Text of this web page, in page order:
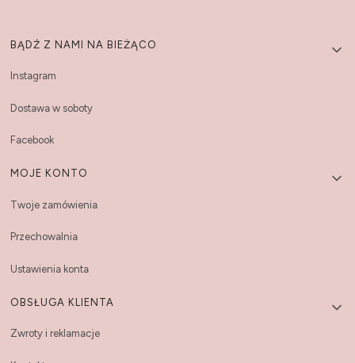
Linki w stopce
BĄDŹ Z NAMI NA BIEŻĄCO
Instagram
Dostawa w soboty
Facebook
MOJE KONTO
Twoje zamówienia
Przechowalnia
Ustawienia konta
OBSŁUGA KLIENTA
Zwroty i reklamacje